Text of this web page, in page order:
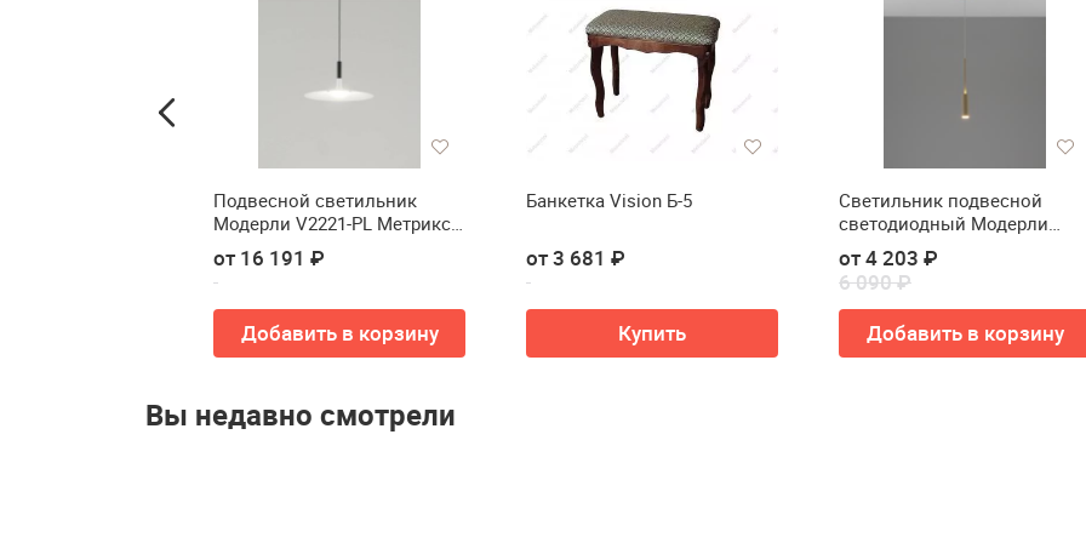
Подвесной светильник
Модерли V2221-PL Метрикс
LED*5W(Подвесной
светильник Moderli V2221-PL
Metrix LED*5W)
от 16 191 ₽
Добавить в корзину
Банкетка Vision Б-5
от 3 681 ₽
Купить
Светильник подвесной
светодиодный Модерли
V11396-PL Рин(Светильник
подвесной светодиодный
Moderli V11396-PL Rin)
от 4 203 ₽
6 090 ₽
Добавить в корзину
Вы недавно смотрели